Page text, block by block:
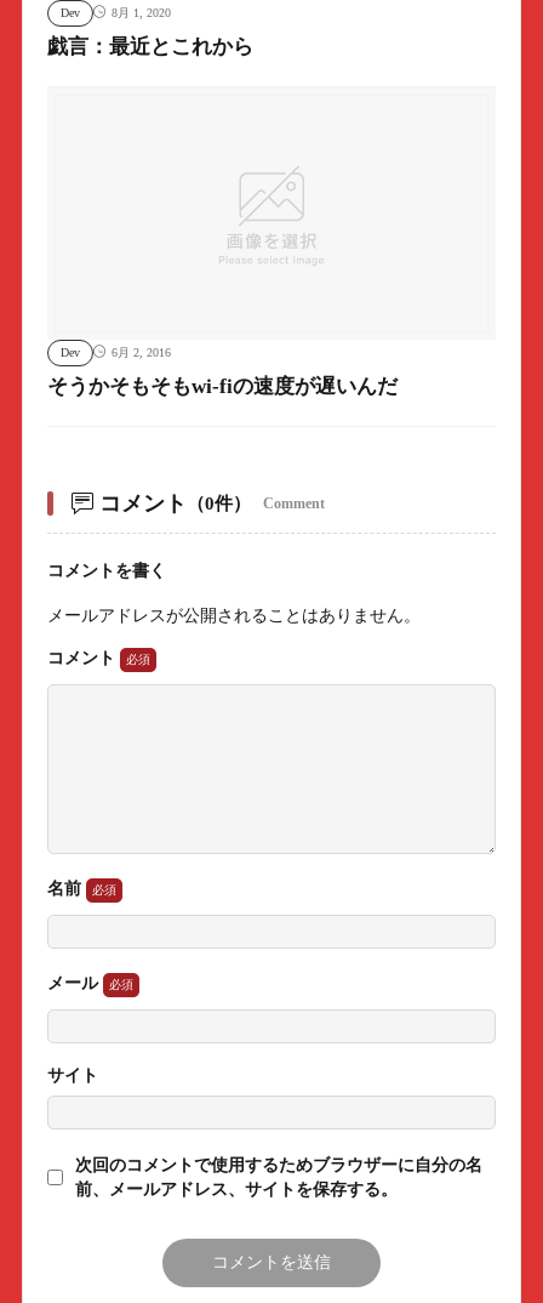
Dev 8月 1, 2020
戯言：最近とこれから
Dev 6月 2, 2016
そうかそもそもwi-fiの速度が遅いんだ
コメント （0件） Comment
コメントを書く
メールアドレスが公開されることはありません。
コメント
名前
メール
サイト
次回のコメントで使用するためブラウザーに自分の名
前、メールアドレス、サイトを保存する。